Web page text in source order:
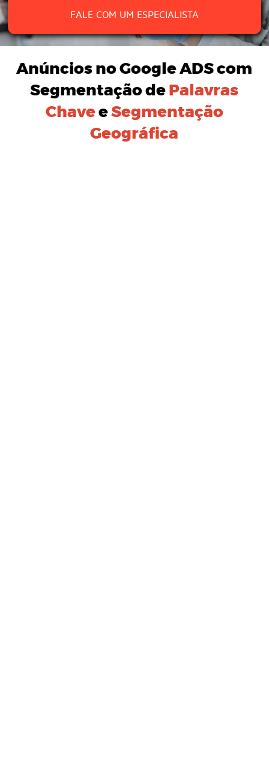
FALE COM UM ESPECIALISTA
Anúncios no Google ADS com
Segmentação de Palavras
ChaveeSegmentação
Geográfica